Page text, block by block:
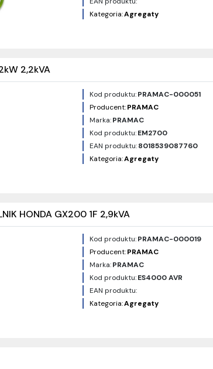
Kategoria:Agregaty
2,2kVA
Kod produktu:PRAMAC-000051
Producent:PRAMAC
Marka:PRAMAC
Kod produktu:EM2700
EAN produktu:8018539087760
Kategoria:Agregaty
HONDA GX200 1F 2,9kVA
Kod produktu:PRAMAC-000019
Producent:PRAMAC
Marka:PRAMAC
Kod produktu:ES4000 AVR
EAN produktu:
Kategoria:Agregaty